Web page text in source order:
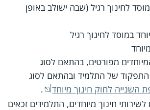
לחינוך רגיל (שבה ישולב באופן
במוסד לחינוך רגיל
מפורטים, בהתאם לסוג
התפקוד של התלמיד ובהתאם לסוג
השנייה לחוק חינוך מיוחד
.
חינוך מיוחדים, התלמידים זכאים